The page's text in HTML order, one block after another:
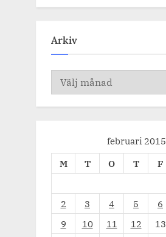
Arkiv
Arkiv
februari 2015
M
T O T F
2
3 4 5 6
9
10 11 12 13